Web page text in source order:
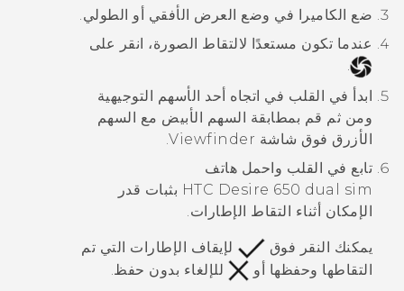
ضع الكاميرا في وضع العرض الأفقي أو الطولي.
عندما تكون مستعدًا لالتقاط الصورة، انقر على
.
ابدأ في القلب في اتجاه أحد الأسهم التوجيهية
ومن ثم قم بمطابقة السهم الأبيض مع السهم
الأزرق فوق شاشة Viewfinder.
تابع في القلب واحمل هاتف
HTC Desire 650 dual sim بثبات قدر
الإمكان أثناء التقاط الإطارات.
يمكنك النقر فوق
لإيقاف الإطارات التي تم
التقاطها وحفظها أو
للإلغاء بدون حفظ.